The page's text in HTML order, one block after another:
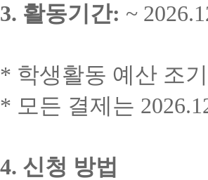
3. 활동기간: ~
* 학생활동 예산 조기
* 모든 결제는
4. 신청 방법